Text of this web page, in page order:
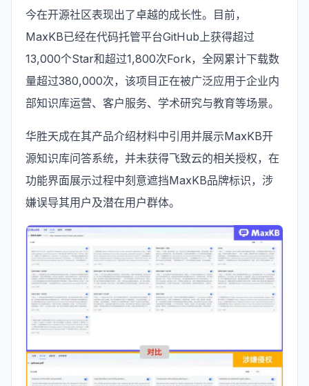
今在开源社区表现出了卓越的成长性。目前，
MaxKB已经在代码托管平台GitHub上获得超过
13,000个Star和超过1,800次Fork，全网累计下载数
量超过380,000次，该项目正在被广泛应用于企业内
部知识库运营、客户服务、学术研究与教育等场景。
华胜天成在其产品介绍材料中引用并展示MaxKB开
源知识库问答系统，并未获得飞致云的相关授权，在
功能界面展示过程中刻意遮挡MaxKB品牌标识，涉
嫌误导其用户及潜在用户群体。